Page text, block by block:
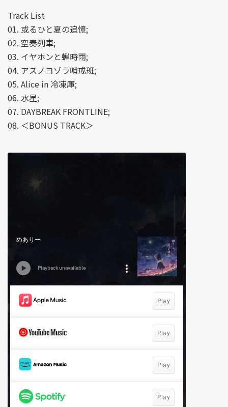
Track List
01. 或るひと夏の追憶;
02. 空奏列車;
03. イヤホンと蝉時雨;
04. アスノヨゾラ哨戒班;
05. Alice in 冷凍庫;
06. 水星;
07. DAYBREAK FRONTLINE;
08. ＜BONUS TRACK＞